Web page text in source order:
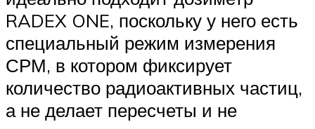
RADEX ONE, поскольку у него есть
специальный режим измерения
СРМ, в котором фиксирует
количество радиоактивных частиц,
а не делает пересчеты и не